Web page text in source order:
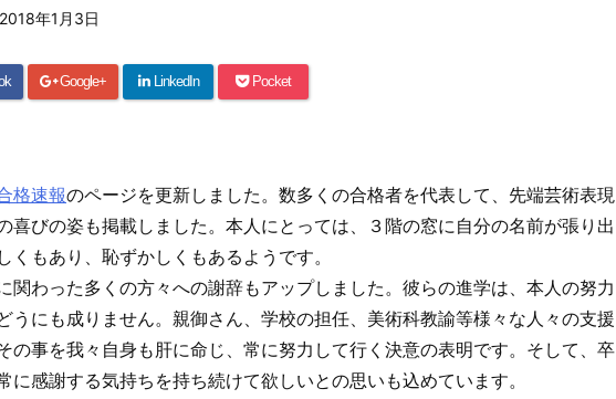
2018年1月3日
Google+ LinkedIn Pocket
格速報のページを更新しました。数多くの合格者を代表して、先端芸術表現
喜びの姿も掲載しました。本人にとっては、３階の窓に自分の名前が張り出
くもあり、恥ずかしくもあるようです。
関わった多くの方々への謝辞もアップしました。彼らの進学は、本人の努力
うにも成りません。親御さん、学校の担任、美術科教諭等様々な人々の支援
の事を我々自身も肝に命じ、常に努力して行く決意の表明です。そして、卒
に感謝する気持ちを持ち続けて欲しいとの思いも込めています。